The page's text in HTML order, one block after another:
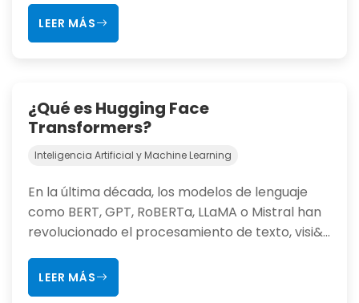
LEER MÁS
¿Qué es Hugging Face
Transformers?
Inteligencia Artificial y Machine Learning
En la última década, los modelos de lenguaje
como BERT, GPT, RoBERTa, LLaMA o Mistral han
revolucionado el procesamiento de texto, visi&...
LEER MÁS